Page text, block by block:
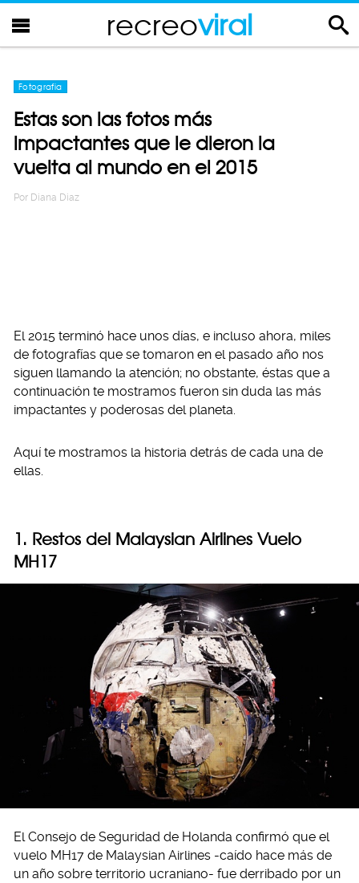
recreoviral
Fotografia
Estas son las fotos más
impactantes que le dieron la
vuelta al mundo en el 2015
Por Diana Diaz
El 2015 terminó hace unos días, e incluso ahora, miles
de fotografías que se tomaron en el pasado año nos
siguen llamando la atención; no obstante, éstas que a
continuación te mostramos fueron sin duda las más
impactantes y poderosas del planeta.
Aquí te mostramos la historia detrás de cada una de
ellas.
1. Restos del Malaysian Airlines Vuelo
MH17
El Consejo de Seguridad de Holanda confirmó que el
vuelo MH17 de Malaysian Airlines -caído hace más de
un año sobre territorio ucraniano- fue derribado por un